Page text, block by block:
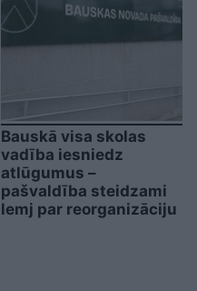
Bauskā visa skolas
vadība iesniedz
atlūgumus –
pašvaldība steidzami
lemj par reorganizāciju